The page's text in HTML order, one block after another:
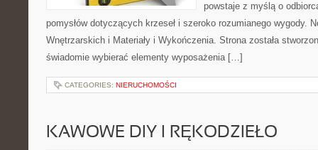
powstaje z myślą o
pomysłów dotyczących krzeseł i szeroko rozumianego wygody.
Wnętrzarskich i Materiały i Wykończenia. Strona została
świadomie wybierać elementy wyposażenia […]
CATEGORIES: NIERUCHOMOŚCI
KAWOWE DIY I RĘKODZIEŁO